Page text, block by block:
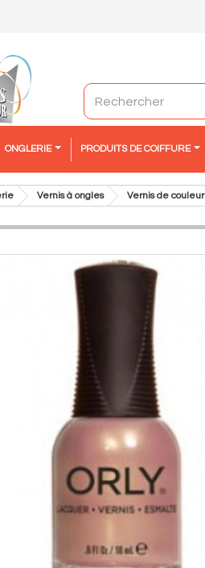
ONGLERIE PRODUITS DE COIFFURE
Vernis à ongles Vernis de couleur